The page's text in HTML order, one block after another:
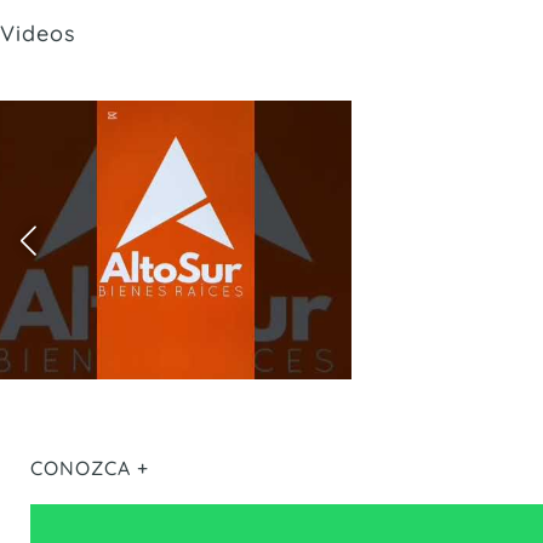
Videos
CONOZCA +